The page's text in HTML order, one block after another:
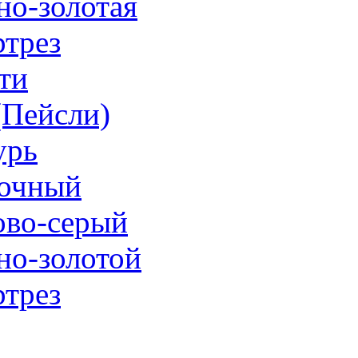
серый
золотой